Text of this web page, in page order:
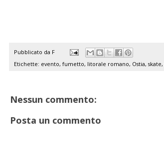
Pubblicato da F
Etichette: evento, fumetto, litorale romano, Ostia, skate,
Nessun commento:
Posta un commento